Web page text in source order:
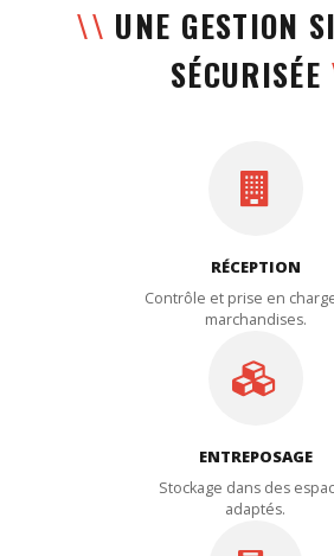
\\ UNE GESTION
SÉCURISÉE
RÉCEPTION
Contrôle et prise en
marchandises.
ENTREPOSAGE
Stockage dans des
adaptés.